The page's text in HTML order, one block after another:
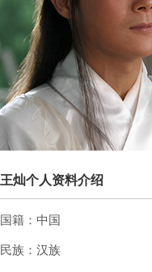
王灿个人资料介绍
国籍：中国
民族：汉族